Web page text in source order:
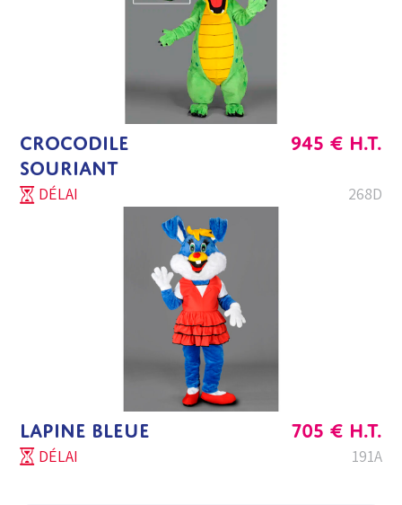
CROCODILE
SOURIANT
945 € H.T.
DÉLAI 268D
LAPINE BLEUE 705 € H.T.
DÉLAI 191A